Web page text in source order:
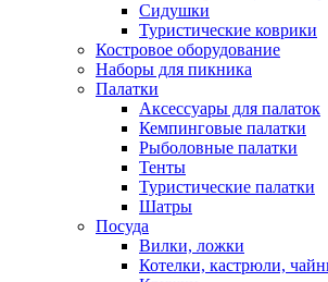
Сидушки
Туристические коврики
Костровое оборудование
Наборы для пикника
Палатки
Аксессуары для палаток
Кемпинговые палатки
Рыболовные палатки
Тенты
Туристические палатки
Шатры
Посуда
Вилки, ложки
Котелки, кастрюли,